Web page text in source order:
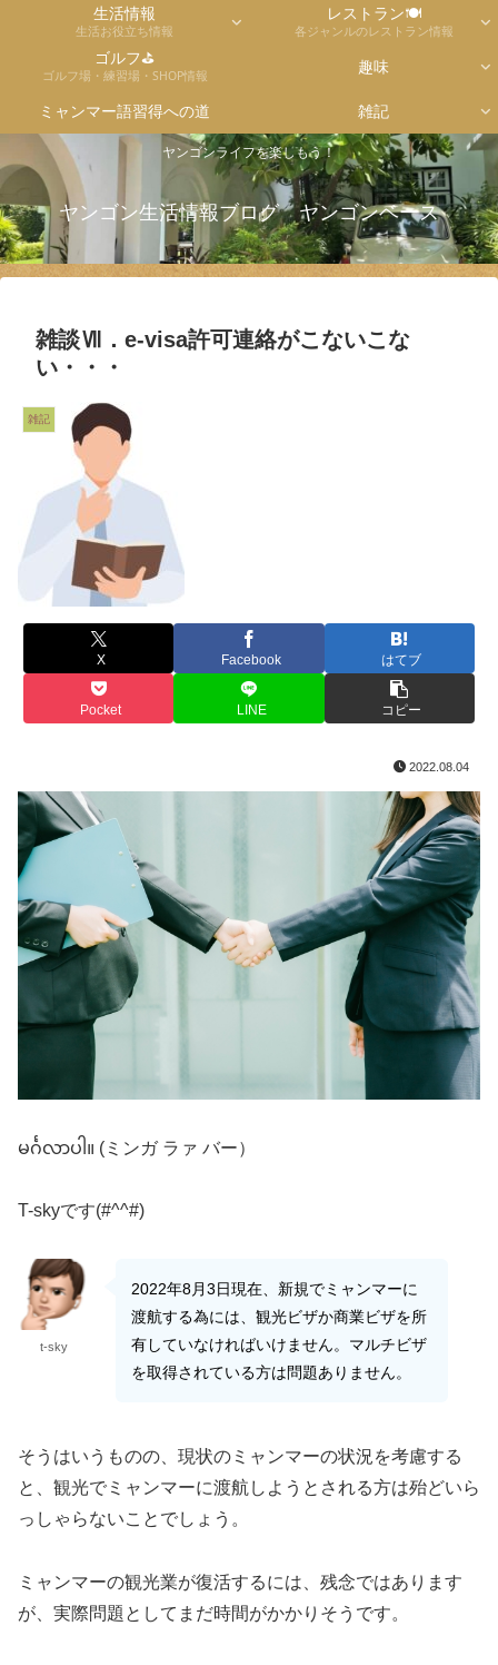
ヤンゴンライフを楽しもう！
ヤンゴン生活情報ブログ ヤンゴンベース
生活情報
生活お役立ち情報
レストラン🍽
各ジャンルのレストラン情報
ゴルフ⛳
ゴルフ場・練習場・SHOP情報 趣味
ミャンマー語習得への道 雑記
雑談Ⅶ．e-visa許可連絡がこないこな
い・・・
雑記
X Facebook はてブ
Pocket LINE コピー
2022.08.04
မင်္ဂလာပါ။ (ミンガ ラァ バー）
T-skyです(#^^#)
t-sky
2022年8月3日現在、新規でミャンマーに
渡航する為には、観光ビザか商業ビザを所
有していなければいけません。マルチビザ
を取得されている方は問題ありません。
そうはいうものの、現状のミャンマーの状況を考慮する
と、観光でミャンマーに渡航しようとされる方は殆どいら
っしゃらないことでしょう。
ミャンマーの観光業が復活するには、残念ではあります
が、実際問題としてまだ時間がかかりそうです。